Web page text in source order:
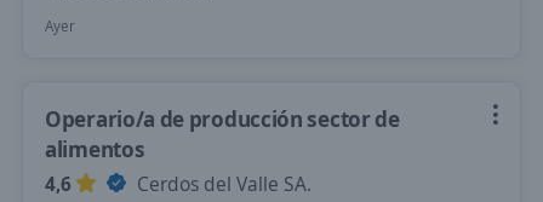
Ayer
Operario/a de producción sector de
alimentos
4,6
Cerdos del Valle SA.